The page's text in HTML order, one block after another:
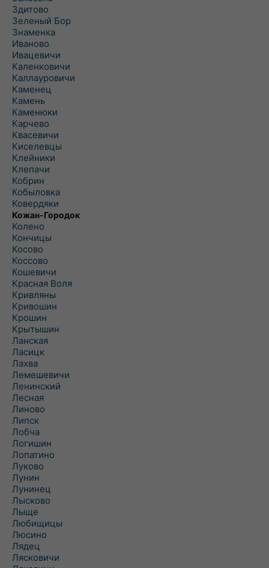
Здитово
Зеленый Бор
Знаменка
Иваново
Ивацевичи
Каленковичи
Каллауровичи
Каменец
Камень
Каменюки
Карчево
Квасевичи
Киселевцы
Клейники
Клепачи
Кобрин
Кобыловка
Ковердяки
Кожан-Городок
Колено
Кончицы
Косово
Коссово
Кошевичи
Красная Воля
Кривляны
Кривошин
Крошин
Крытышин
Ланская
Ласицк
Лахва
Лемешевичи
Ленинский
Лесная
Линово
Липск
Лобча
Логишин
Лопатино
Луково
Лунин
Лунинец
Лысково
Лыще
Любищицы
Люсино
Лядец
Лясковичи